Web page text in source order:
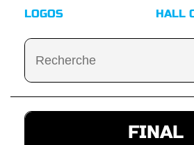
LOGOS
HALL
FINAL